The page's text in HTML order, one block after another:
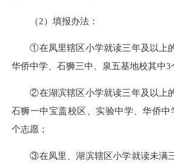
（2）填报办法：
①在凤里辖区小学就读三年及以上的
华侨中学、石狮三中、泉五基地校其中3
②在湖滨辖区小学就读三年及以上的
石狮一中宝盖校区、实验中学、华侨中
个志愿；
③在凤里、湖滨辖区小学就读未满三